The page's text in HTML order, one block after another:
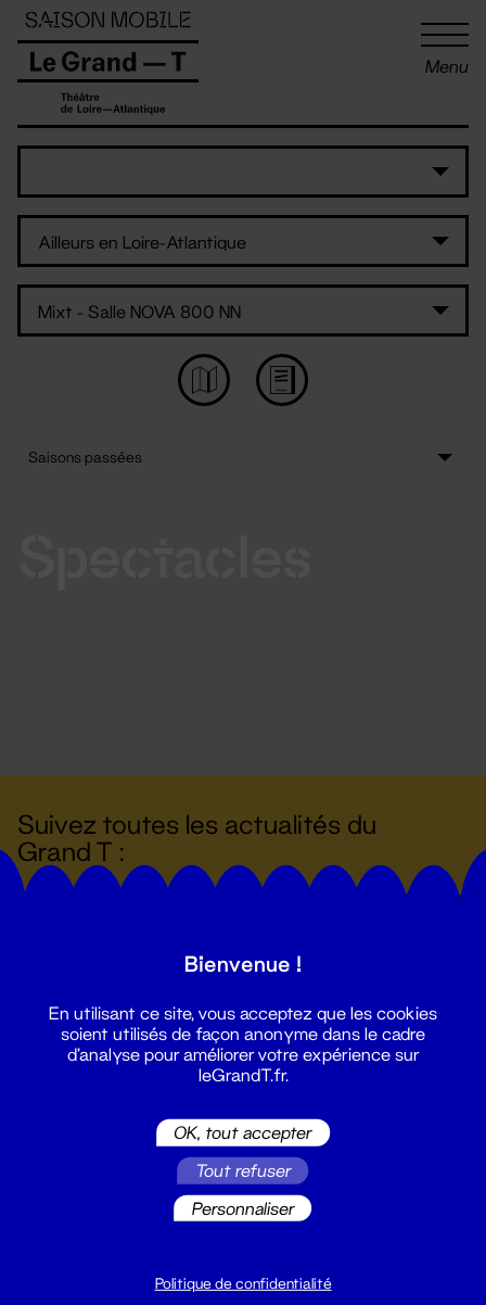
Menu
Suivez toutes les actualités du
Grand T :
billetterie@leGrandT.fr
Du lundi au vendredi 14h → 18h
Panneau de gestion des cookies
Bienvenue !
En utilisant ce site, vous acceptez que les cookies
soient utilisés de façon anonyme dans le cadre
d'analyse pour améliorer votre expérience sur
leGrandT.fr.
OK, tout accepter
Tout refuser
Personnaliser
Politique de confidentialité